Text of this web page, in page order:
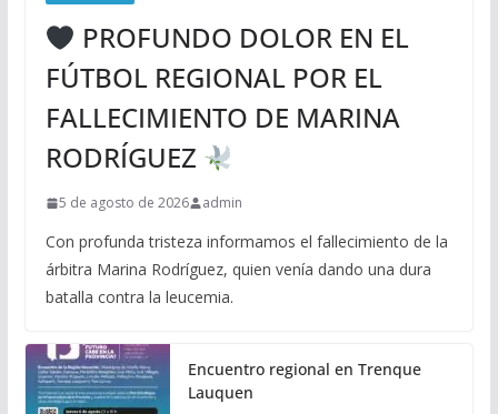
PROFUNDO DOLOR EN EL
FÚTBOL REGIONAL POR EL
FALLECIMIENTO DE MARINA
RODRÍGUEZ
5 de agosto de 2026 admin
Con profunda tristeza informamos el fallecimiento de la
árbitra Marina Rodríguez, quien venía dando una dura
batalla contra la leucemia.
Encuentro regional en Trenque
Lauquen